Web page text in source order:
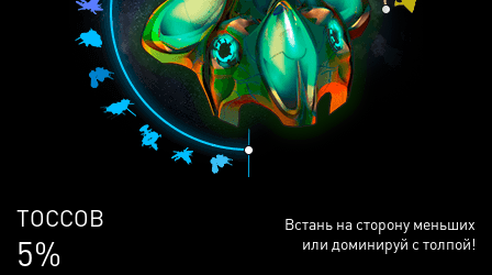
ЛЮДЕЙ
68%
Встань на сторону меньших
или доминируй с толпой!